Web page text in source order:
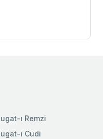
ı Remzi
ı Cudi